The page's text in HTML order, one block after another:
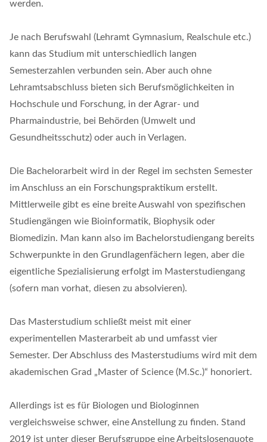
werden.
Je nach Berufswahl (Lehramt Gymnasium, Realschule etc.)
kann das Studium mit unterschiedlich langen
Semesterzahlen verbunden sein. Aber auch ohne
Lehramtsabschluss bieten sich Berufsmöglichkeiten in
Hochschule und Forschung, in der Agrar- und
Pharmaindustrie, bei Behörden (Umwelt und
Gesundheitsschutz) oder auch in Verlagen.
Die Bachelorarbeit wird in der Regel im sechsten Semester
im Anschluss an ein Forschungspraktikum erstellt.
Mittlerweile gibt es eine breite Auswahl von spezifischen
Studiengängen wie Bioinformatik, Biophysik oder
Biomedizin. Man kann also im Bachelorstudiengang bereits
Schwerpunkte in den Grundlagenfächern legen, aber die
eigentliche Spezialisierung erfolgt im Masterstudiengang
(sofern man vorhat, diesen zu absolvieren).
Das Masterstudium schließt meist mit einer
experimentellen Masterarbeit ab und umfasst vier
Semester. Der Abschluss des Masterstudiums wird mit dem
akademischen Grad „Master of Science (M.Sc.)“ honoriert.
Allerdings ist es für Biologen und Biologinnen
vergleichsweise schwer, eine Anstellung zu finden. Stand
2019 ist unter dieser Berufsgruppe eine Arbeitslosenquote